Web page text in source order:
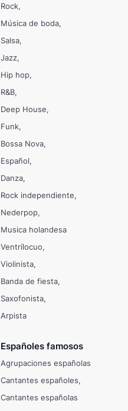
Rock
Música de boda
Salsa
Jazz
Hip hop
R&B
Deep House
Funk
Bossa Nova
Español
Danza
Rock independiente
Nederpop
Musica holandesa
Ventrílocuo
Violinista
Banda de fiesta
Saxofonista
Arpista
Españoles famosos
Agrupaciones españolas
Cantantes españoles
Cantantes españolas